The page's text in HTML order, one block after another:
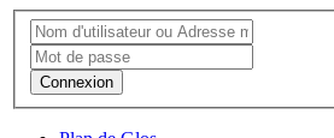
Connexion